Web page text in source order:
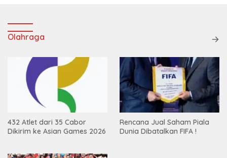
Olahraga
432 Atlet dari 35 Cabor
Dikirim ke Asian Games 2026
Rencana Jual Saham Piala
Dunia Dibatalkan FIFA !